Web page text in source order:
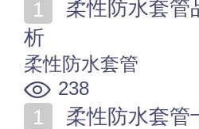
析
柔性防水套管
238
柔性防水套管